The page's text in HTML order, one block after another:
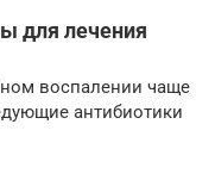
для лечения
воспалении чаще
антибиотики